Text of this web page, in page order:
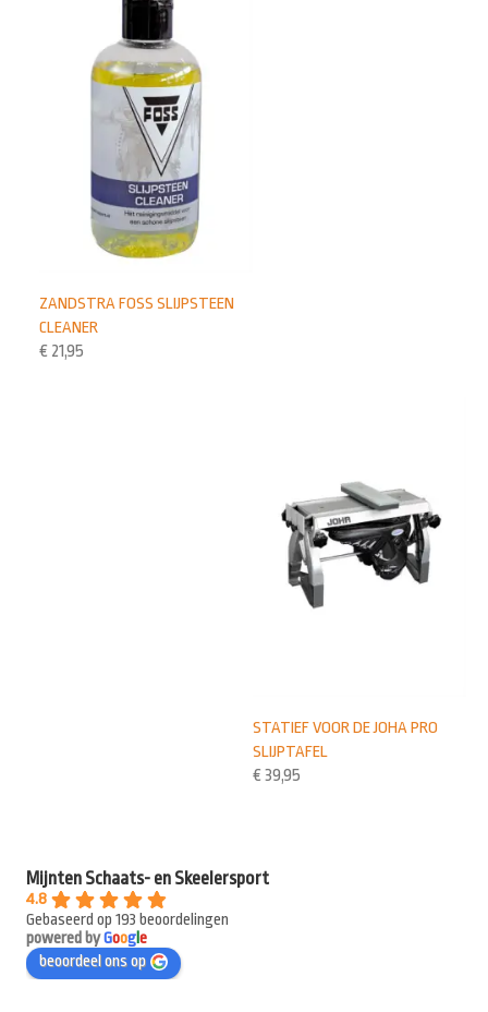
ZANDSTRA FOSS SLIJPSTEEN
CLEANER
€ 21,95
STATIEF VOOR DE JOHA PRO
SLIJPTAFEL
€ 39,95
Mijnten Schaats- en Skeelersport
4.8
Gebaseerd op 193 beoordelingen
powered byGooge
beoordeel ons op